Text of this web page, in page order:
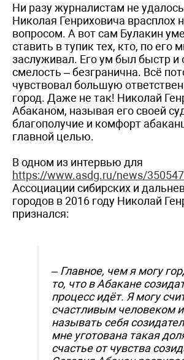
Ни разу журналистам не
Николая Генриховича
вопросом. А вот сам Булакин
ставить в тупик тех, кто, по его
заслуживал. Его ум был быстр и
смелость – безгранична. Всё
чувствовал большую
город. Даже не так! Николай
Абаканом, называя его своей
благополучие и комфорт
главной целью.
В одном из интервью для
https://www.asdg.ru/news/
Ассоциации сибирских и
городов в 2016 году Николай
признался:
– Главное, чем я могу
то, что в Абакане
процесс идёт. Я могу
счастливым человеком
называть себя
мне уготована такая
счастье от чувства